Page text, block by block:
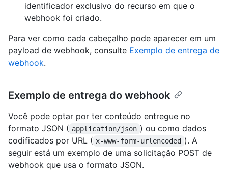
identificador exclusivo do recurso em que o
webhook foi criado.
Para ver como cada cabeçalho pode aparecer em um
payload de webhook, consulte Exemplo de entrega de
webhook.
Exemplo de entrega do webhook
Você pode optar por ter conteúdo entregue no
formato JSON ( application/json ) ou como dados
codificados por URL ( x-www-form-urlencoded ). A
seguir está um exemplo de uma solicitação POST de
webhook que usa o formato JSON.